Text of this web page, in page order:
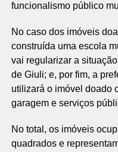
funcionalismo público
No caso dos imóveis
construída uma escola
vai regularizar a
de Giuli; e, por fim, a
utilizará o imóvel doado
garagem e serviços
No total, os imóveis
quadrados e